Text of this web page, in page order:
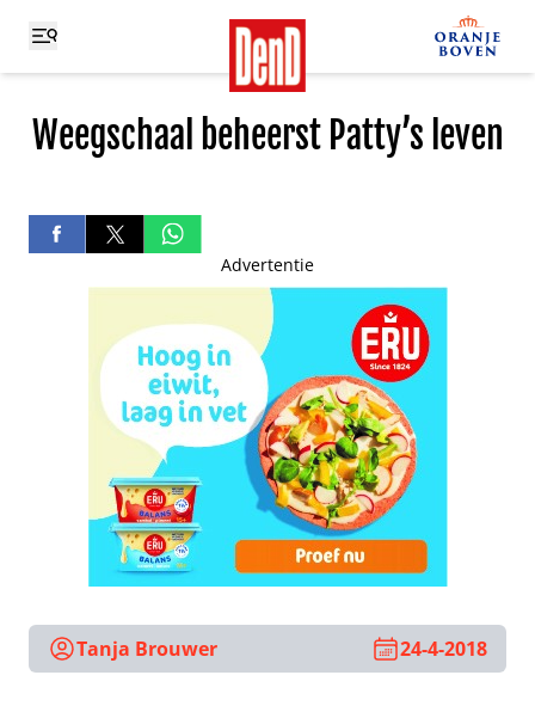
Weegschaal beheerst Patty’s leven
Advertentie
Tanja Brouwer 24-4-2018